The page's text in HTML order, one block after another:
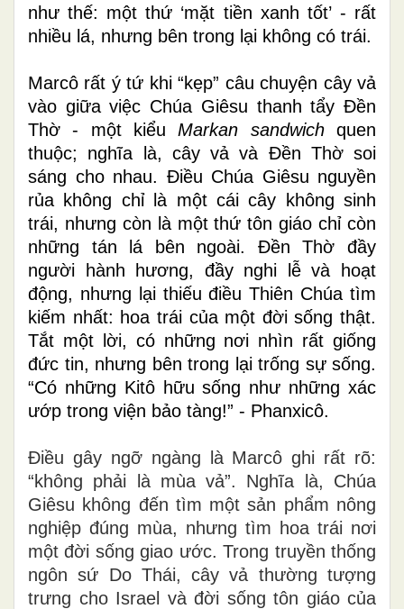
như thế: một thứ ‘mặt tiền xanh tốt’- rất
nhiều lá, nhưng bên trong lại không có trái.
Marcô rất ý tứ khi “kẹp” câu chuyện cây vả
vào giữa việc Chúa Giêsu thanh tẩy Đền
Thờ - một kiểuMarkan sandwichquen
thuộc; nghĩa là, cây vả và Đền Thờ soi
sáng cho nhau. Điều Chúa Giêsu nguyền
rủa không chỉ là một cái cây không sinh
trái, nhưng còn là một thứ tôn giáo chỉ còn
những tán lá bên ngoài. Đền Thờ đầy
người hành hương, đầy nghi lễ và hoạt
động, nhưng lại thiếu điều Thiên Chúa tìm
kiếm nhất: hoa trái của một đời sống thật.
Tắt một lời, có những nơi nhìn rất giống
đức tin, nhưng bên trong lại trống sự sống.
“Có những Kitô hữu sống như những xác
ướp trong viện bảo tàng!” - Phanxicô.
Điều gây ngỡ ngàng là Marcô ghi rất rõ:
“không phải là mùa vả”. Nghĩa là, Chúa
Giêsu không đến tìm một sản phẩm nông
nghiệp đúng mùa, nhưng tìm hoa trái nơi
một đời sống giao ước. Trong truyền thống
ngôn sứ Do Thái, cây vả thường tượng
trưng cho Israel và đời sống tôn giáo của